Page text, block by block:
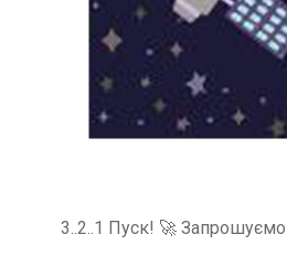
3..2..1 Пуск! 🚀